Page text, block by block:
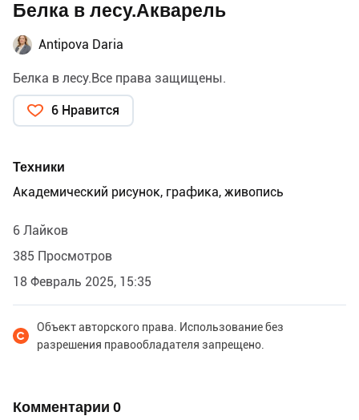
Белка в лесу.Акварель
Antipova Daria
Белка в лесу.Все права защищены.
6 Нравится
Техники
Академический рисунок, графика, живопись
6 Лайков
385 Просмотров
18 Февраль 2025, 15:35
Объект авторского права. Использование без
разрешения правообладателя запрещено.
Комментарии 0